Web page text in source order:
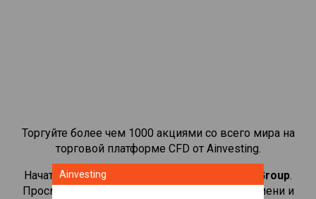
Торгуйте более чем 1000 акциями со всего мира на
торговой платформе CFD от Ainvesting.
Начать торговать CFD-контрактами на
MTN Group.
Просматривайте котировки в реальном времени и
Ainvesting